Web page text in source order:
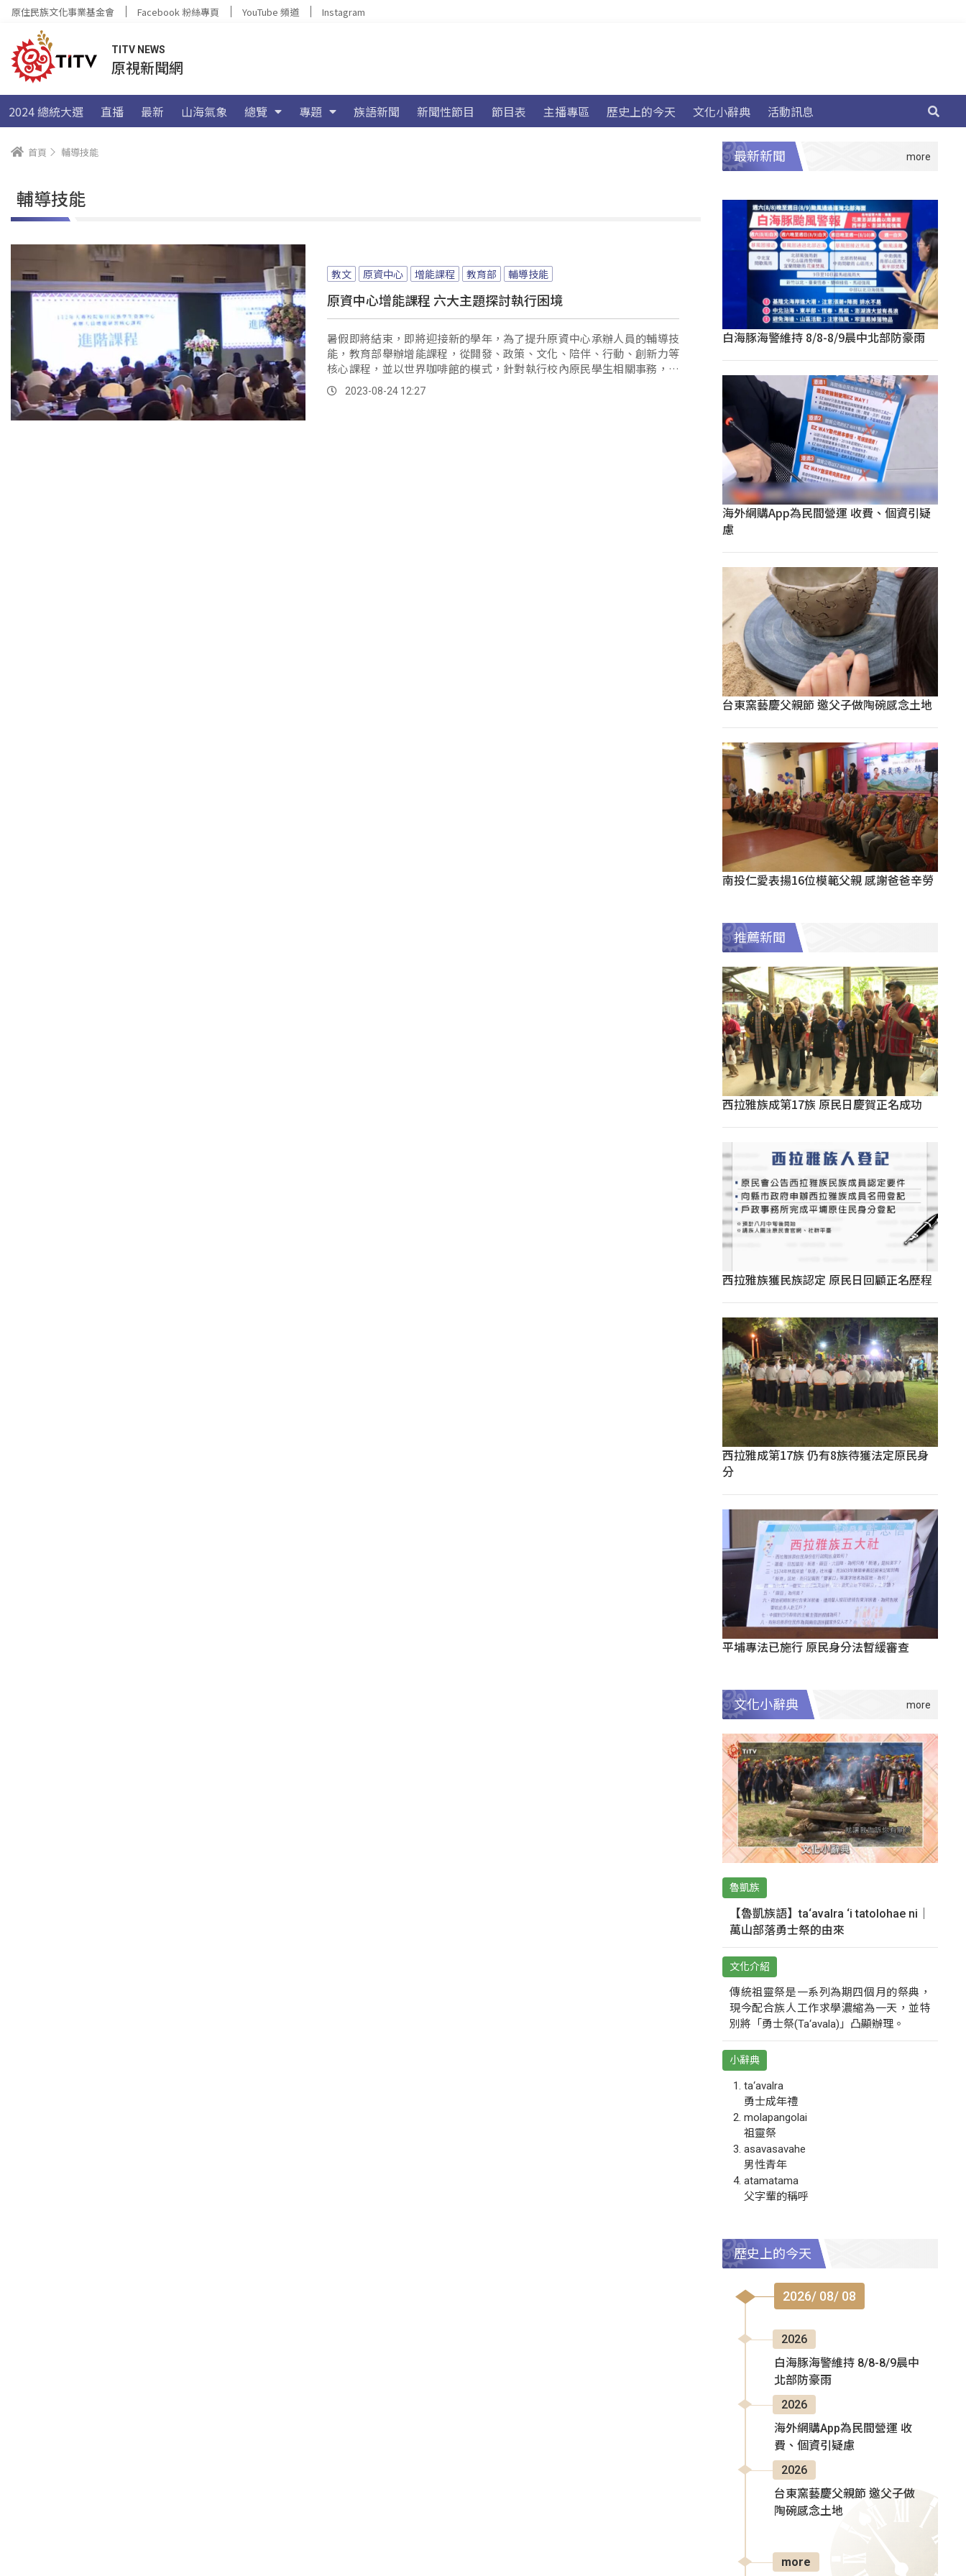
原住民族文化事業基金會 Facebook 粉絲專頁 YouTube 頻道 Instagram
TITV NEWS
原視新聞網
2024 總統大選 直播 最新 山海氣象 總覽 專題 族語新聞 新聞性節目 節目表 主播專區 歷史上的今天 文化小辭典 活動訊息
首頁 輔導技能
輔導技能
教文 原資中心 增能課程 教育部 輔導技能
原資中心增能課程 六大主題探討執行困境
暑假即將結束，即將迎接新的學年，為了提升原資中心承辦人員的輔導技
能，教育部舉辦增能課程，從開發、政策、文化、陪伴、行動、創新力等
核心課程，並以世界咖啡館的模式，針對執行校內原民學生相關事務，探
討所面臨的問題與窘境。
2023-08-24 12:27
最新新聞
白海豚海警維持 8/8-8/9晨中北部防豪雨
海外網購App為民間營運 收費、個資引疑
慮
台東窯藝慶父親節 邀父子做陶碗感念土地
南投仁愛表揚16位模範父親 感謝爸爸辛勞
推薦新聞
西拉雅族成第17族 原民日慶賀正名成功
西拉雅族獲民族認定 原民日回顧正名歷程
西拉雅成第17族 仍有8族待獲法定原民身
分
平埔專法已施行 原民身分法暫緩審查
文化小辭典
魯凱族
【魯凱族語】ta‘avalra ‘i tatolohae ni｜
萬山部落勇士祭的由來
文化介紹
傳統祖靈祭是一系列為期四個月的祭典，
現今配合族人工作求學濃縮為一天，並特
別將「勇士祭(Ta‘avala)」凸顯辦理。
小辭典
ta‘avalra
勇士成年禮
molapangolai
祖靈祭
asavasavahe
男性青年
atamatama
父字輩的稱呼
歷史上的今天
2026/ 08/ 08
2026
白海豚海警維持 8/8-8/9晨中
北部防豪雨
2026
海外網購App為民間營運 收
費、個資引疑慮
2026
台東窯藝慶父親節 邀父子做
陶碗感念土地
more